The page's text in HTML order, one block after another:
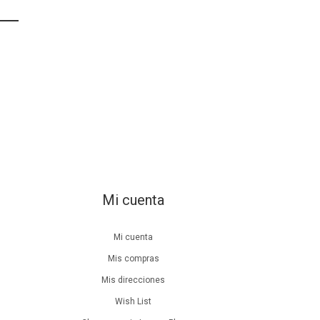
Mi cuenta
Mi cuenta
Mis compras
Mis direcciones
Wish List